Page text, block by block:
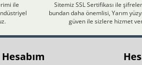
ile
Sitemiz SSL Sertifikası ile
bundan daha önemlisi, Yarım
güven ile sizlere hizmet
Hesabım